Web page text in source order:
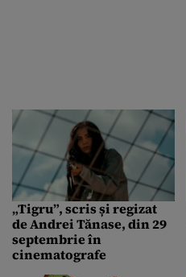
„Tigru”, scris și regizat
de Andrei Tănase, din 29
septembrie în
cinematografe